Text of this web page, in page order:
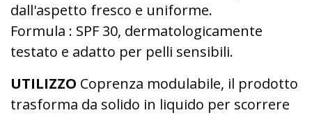
dall'aspetto fresco e uniforme.
Formula : SPF 30, dermatologicamente
testato e adatto per pelli sensibili.
UTILIZZO Coprenza modulabile, il prodotto
trasforma da solido in liquido per scorrere